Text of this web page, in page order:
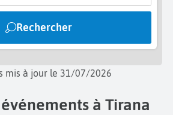
Rechercher
mis à jour le 31/07/2026
à Tirana